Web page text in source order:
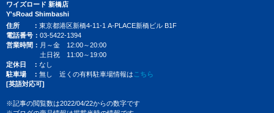
ワイズロード 新橋店
Y'sRoad Shimbashi
住所
東京都港区新橋4-11-1 A-PLACE新橋ビル B1F
電話番号
03-5422-1394
営業時間
月～金 12:00～20:00
土日祝 11:00～19:00
定休日
なし
駐車場
無し 近くの有料駐車場情報は こちら
[英語対応可]
※記事の閲覧数は2022/04/22からの数字です